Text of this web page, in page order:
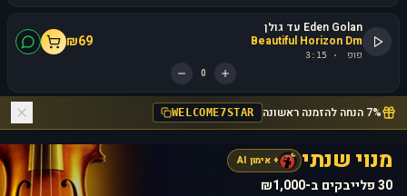
Eden Golan עד גולן
Beautiful Horizon Dm
פופ ·
3:15
₪69
0
7% הנחה להזמנה ראשונה WELCOME7STAR
מנוי שנתי + אימון AI
30 פלייבקים ב-₪1,000